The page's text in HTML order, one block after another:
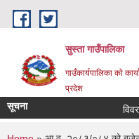
Skip to main content
सुस्ता गाउँपालिका
गाउँकार्यपालिका काे
प्रदेश
सूचना